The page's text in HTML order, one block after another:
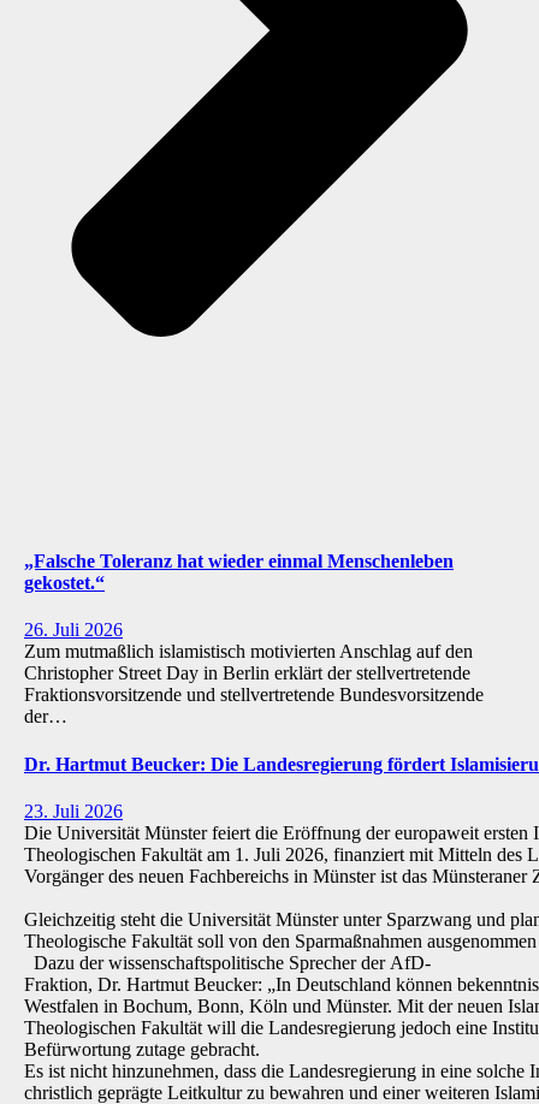
„Falsche Toleranz hat wieder einmal Menschenleben
gekostet.“
26. Juli 2026
Zum mutmaßlich islamistisch motivierten Anschlag auf den
Christopher Street Day in Berlin erklärt der stellvertretende
Fraktionsvorsitzende und stellvertretende Bundesvorsitzende
der…
Dr. Hartmut Beucker: Die Landesregierung fördert
23. Juli 2026
Die Universität Münster feiert die Eröffnung der europaweit ersten
Theologischen Fakultät am 1. Juli 2026, finanziert mit Mitteln des
Vorgänger des neuen Fachbereichs in Münster ist das
Gleichzeitig steht die Universität Münster unter Sparzwang und
Theologische Fakultät soll von den Sparmaßnahmen
Dazu der wissenschaftspolitische Sprecher der AfD-
Fraktion, Dr. Hartmut Beucker: „In Deutschland können
Westfalen in Bochum, Bonn, Köln und Münster. Mit der neuen
Theologischen Fakultät will die Landesregierung jedoch eine
Befürwortung zutage gebracht.
Es ist nicht hinzunehmen, dass die Landesregierung in eine
christlich geprägte Leitkultur zu bewahren und einer weiteren